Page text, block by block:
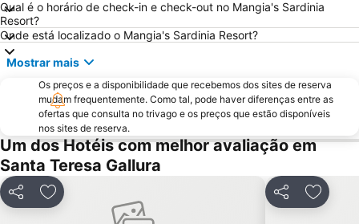
Praia La Sciumara
Marina di Porto Cervo
Spiaggia Bianca
Centro Storico
Murta Maria
Isola di Santa Maria
Capo d'Orso
Parque Nacional do Arquipélado de La Maddalena
Cala Granu
Spiaggia di Cala Sarraina
Aeroporto de Figari-Sud Corse
Spiaggia Capriccioli
La Marinedda
Qual é o horário de check-in e check-out no Mangia's Sardinia
Resort?
Onde está localizado o Mangia's Sardinia Resort?
Mostrar mais
Os preços e a disponibilidade que recebemos dos sites de reserva
mudam frequentemente. Como tal, pode haver diferenças entre as
ofertas que consulta no trivago e os preços que estão disponíveis
nos sites de reserva.
Um dos Hotéis com melhor avaliação em
Santa Teresa Gallura
PartilharAdicionar aos favoritos Partilhar